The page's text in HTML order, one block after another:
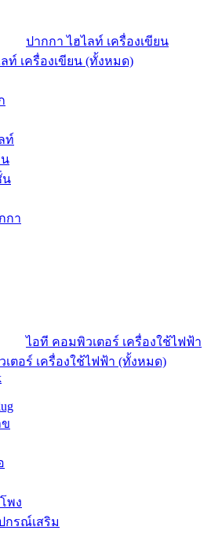
ปากกา ไฮไลท์ เครื่องเขียน
ท์ เครื่องเขียน (ทั้งหมด)
ท์
น
กา
ไอที คอมพิวเตอร์ เครื่องใช้ไฟฟ้า
ตอร์ เครื่องใช้ไฟฟ้า (ทั้งหมด)
ข
พง
กรณ์เสริม